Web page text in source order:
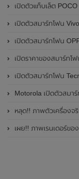
เปิดตัวแท็บเล็ต POCO Pad (5G) อย่างเป็นทางกา
เปิดตัวสมาร์ทโฟน Vivo Y03t ในประเทศฟิลิปปินส์อย่างเป็นทา
เปิดตัวสมาร์ทโฟน OPPO A3 Pro (5G) แ
เปิดราคาของสมาร์ทโฟน HMD
เปิดตัวสมาร์ทโฟน Tecno Spark Go 1 อย่างเป็
Motorola เปิดตัวสมาร์ทโ
หลุด!! ภาพตัวเครื่องจริงของสมาร์ทโ
เผย!! ภาพเรนเดอร์ของสมาร์ทโฟน